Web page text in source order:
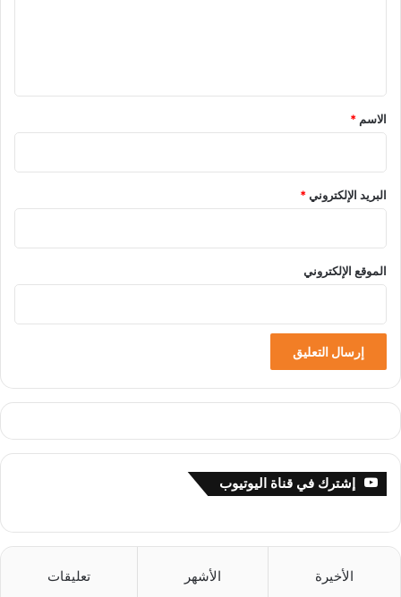
*
الاسم *
البريد الإلكتروني*
الموقع الإلكتروني
إشترك في قناة اليوتيوب
الأخيرة الأشهر تعليقات